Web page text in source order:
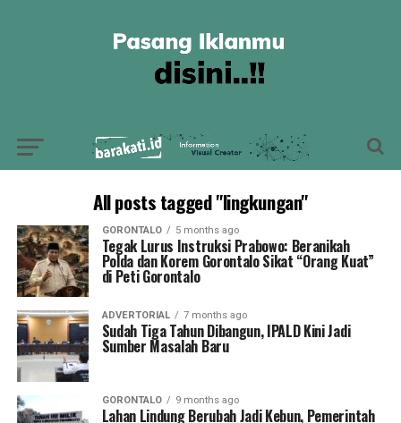
All posts tagged "lingkungan"
GORONTALO 5 months ago
Tegak Lurus Instruksi Prabowo: Beranikah
Polda dan Korem Gorontalo Sikat “Orang Kuat”
di Peti Gorontalo
ADVERTORIAL 7 months ago
Sudah Tiga Tahun Dibangun, IPALD Kini Jadi
Sumber Masalah Baru
GORONTALO 9 months ago
Lahan Lindung Berubah Jadi Kebun, Pemerintah